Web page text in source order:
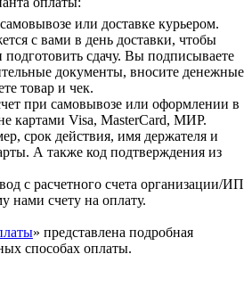
или доставке курьером.
с вами в день доставки, чтобы
подготовить сдачу. Вы подписываете
документы, вносите денежные
товар и чек.
при самовывозе или оформлении в
картами Visa, MasterCard, МИР.
срок действия, имя держателя и
А также код подтверждения из
с расчетного счета организации/ИП
нами счету на оплату.
» представлена подробная
способах оплаты.